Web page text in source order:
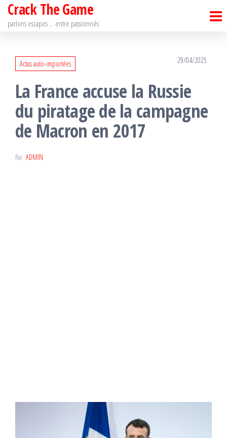
Passer
Crack The Game
parlons escapes … entre passionnés
Actus auto-importées 29/04/2025
La France accuse la Russie
du piratage de la campagne
de Macron en 2017
Par ADMIN